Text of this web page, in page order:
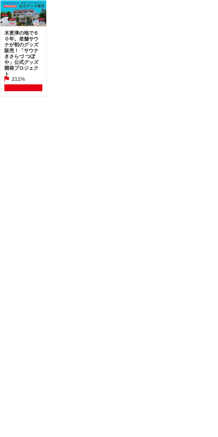
木更津の地で６
０年。老舗サウ
ナが初のグッズ
販売！「サウナ
きさらづ つぼ
や」公式グッズ
開発プロジェク
ト
211%